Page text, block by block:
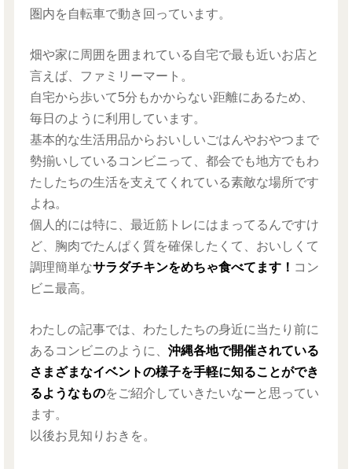
圏内を自転車で動き回っています。
畑や家に周囲を囲まれている自宅で最も近いお店と
言えば、ファミリーマート。
自宅から歩いて5分もかからない距離にあるため、
毎日のように利用しています。
基本的な生活用品からおいしいごはんやおやつまで
勢揃いしているコンビニって、都会でも地方でもわ
たしたちの生活を支えてくれている素敵な場所です
よね。
個人的には特に、最近筋トレにはまってるんですけ
ど、胸肉でたんぱく質を確保したくて、おいしくて
調理簡単なサラダチキンをめちゃ食べてます！ コン
ビニ最高。
わたしの記事では、わたしたちの身近に当たり前に
あるコンビニのように、沖縄各地で開催されている
さまざまなイベントの様子を手軽に知ることができ
るようなものをご紹介していきたいなーと思ってい
ます。
以後お見知りおきを。